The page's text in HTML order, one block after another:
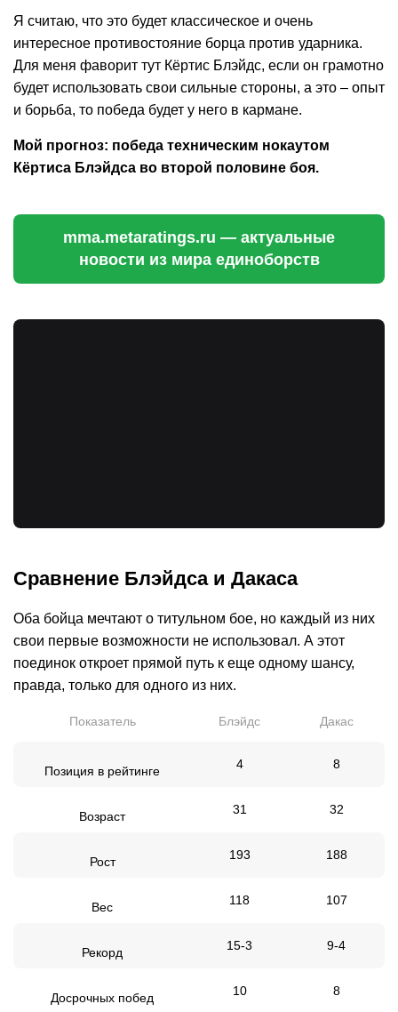
Я считаю, что это будет классическое и очень
интересное противостояние борца против ударника.
Для меня фаворит тут Кёртис Блэйдс, если он грамотно
будет использовать свои сильные стороны, а это – опыт
и борьба, то победа будет у него в кармане.
Мой прогноз: победа техническим нокаутом
Кёртиса Блэйдса во второй половине боя.
mma.metaratings.ru — актуальные
новости из мира единоборств
Сравнение Блэйдса и Дакаса
Оба бойца мечтают о титульном бое, но каждый из них
свои первые возможности не использовал. А этот
поединок откроет прямой путь к еще одному шансу,
правда, только для одного из них.
Показатель Блэйдс Дакас
Позиция в рейтинге 4 8
Возраст 31 32
Рост 193 188
Вес 118 107
Рекорд 15-3 9-4
Досрочных побед 10 8